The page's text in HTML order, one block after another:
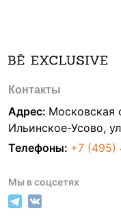
Контакты
Адрес: Московская
Ильинское-Усово,
Телефоны: +7 (495)
Мы в соцсетях